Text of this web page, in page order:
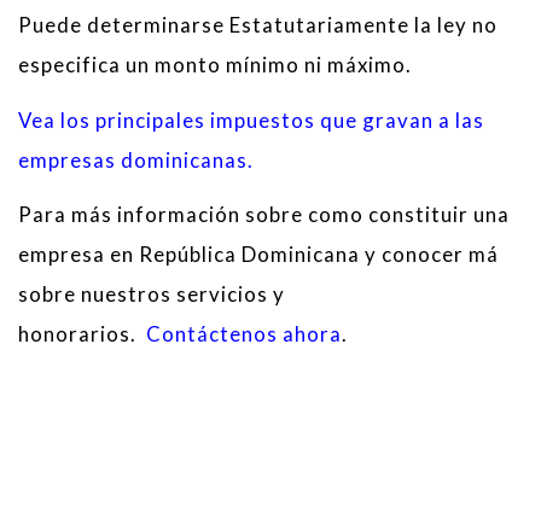
Puede determinarse Estatutariamente la ley no
especifica un monto mínimo ni máximo.
Vea los principales impuestos que gravan a las
empresas dominicanas.
Para más información sobre como constituir una
empresa en República Dominicana y conocer má
sobre nuestros servicios y
honorarios. Contáctenos ahora.